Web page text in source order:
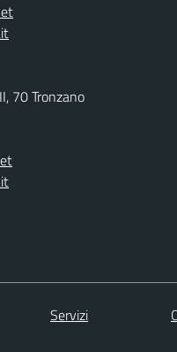
70 Tronzano
Servizi